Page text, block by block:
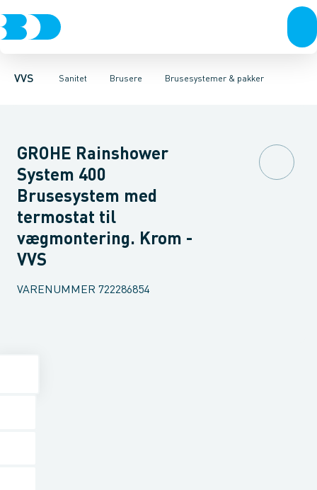
VVS Sanitet
Rør & fittingsPressfittings & rørKuglehaner & ventiler
Brusere
Toiletter, sæder og cisterner VaskeArmaturer Brusere
Brusesystemer & pakker
HåndbrusereBruseslanger BrusesætBrusestænger
GROHE Rainshower
System 400
Brusesystem med
termostat til
vægmontering. Krom -
VVS
VARENUMMER 722286854